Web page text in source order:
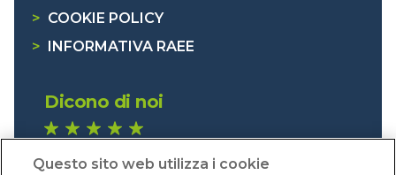
> COOKIE POLICY
>
INFORMATIVA RAEE
Dicono di noi
Eccellente (4,8)
Questo sito web utilizza i cookie